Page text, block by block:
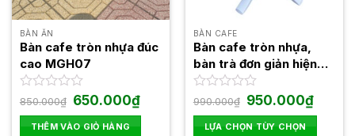
BÀN ĂN
Bàn cafe tròn nhựa đúc
cao MGH07
Được
hạng
850.000₫ Giá
gốc
là:
850.000₫.
650.000₫Giá
hiện
tại
là:
THÊM VÀO GIỎ HÀNG
BÀN CAFE
Bàn cafe tròn nhựa,
bàn trà đơn giản hiện
đại 3055
Được
hạng
990.000₫ Giá
gốc
là:
990.000₫.
950.000₫Giá
hiện
tại
là:
LỰA CHỌN TÙY CHỌN